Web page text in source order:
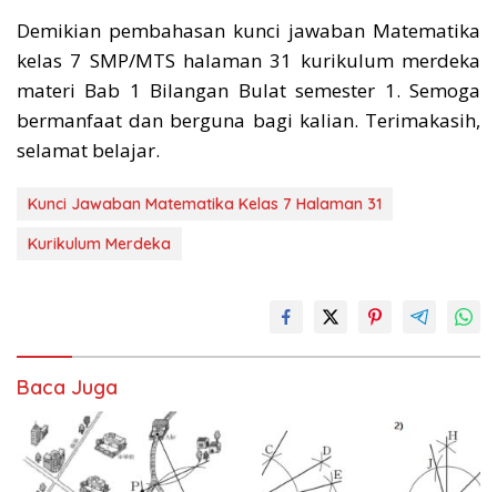
Demikian pembahasan kunci jawaban Matematika
kelas 7 SMP/MTS halaman 31 kurikulum merdeka
materi Bab 1 Bilangan Bulat semester 1. Semoga
bermanfaat dan berguna bagi kalian. Terimakasih,
selamat belajar.
Kunci Jawaban Matematika Kelas 7 Halaman 31
Kurikulum Merdeka
Baca Juga